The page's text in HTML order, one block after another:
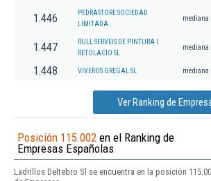
1.446
PEDRASTORE SOCIEDAD
LIMITADA.
mediana
1.447
RULL SERVEIS DE PINTURA I
RETOLACIO SL
mediana
1.448 VIVEROS GREGAL SL mediana
Ver Ranking de
Posición 115.002 en el Ranking de
Empresas Españolas
Ladrillos Deltebro Sl se encuentra en la posición